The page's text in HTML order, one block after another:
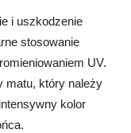
i uszkodzenie
stosowanie
UV.
matu, który należy
kolor